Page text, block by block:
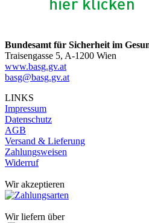
Bundesamt für Sicherheit im
Traisengasse 5, A-1200 Wien
www.basg.gv.at
basg@basg.gv.at
LINKS
Impressum
Datenschutz
AGB
Versand & Lieferung
Zahlungsweisen
Widerruf
Wir akzeptieren
Wir liefern über